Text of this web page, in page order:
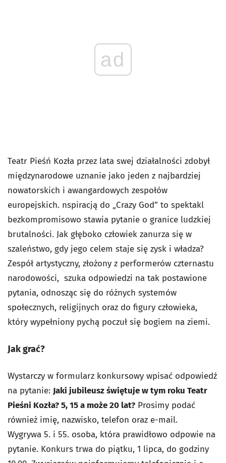
ad
Teatr Pieśń Kozła przez lata swej działalności zdobył
międzynarodowe uznanie jako jeden z najbardziej
nowatorskich i awangardowych zespołów
europejskich. nspiracją do „Crazy God” to spektakl
bezkompromisowo stawia pytanie o granice ludzkiej
brutalności. Jak głęboko człowiek zanurza się w
szaleństwo, gdy jego celem staje się zysk i władza?
Zespół artystyczny, złożony z performerów czternastu
narodowości, szuka odpowiedzi na tak postawione
pytania, odnosząc się do różnych systemów
społecznych, religijnych oraz do figury człowieka,
który wypełniony pychą poczuł się bogiem na ziemi.
Jak grać?
Wystarczy w formularz konkursowy wpisać odpowiedź
na pytanie: Jaki jubileusz świętuje w tym roku Teatr
Pieśni Kozła? 5, 15 a może 20 lat? Prosimy podać
również imię, nazwisko, telefon oraz e-mail.
Wygrywa 5. i 55. osoba, która prawidłowo odpowie na
pytanie. Konkurs trwa do piątku, 1 lipca, do godziny